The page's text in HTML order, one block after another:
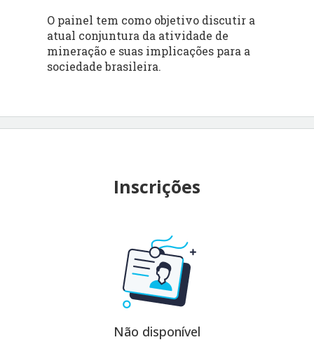
O painel tem como objetivo discutir a
atual conjuntura da atividade de
mineração e suas implicações para a
sociedade brasileira.
Inscrições
Não disponível